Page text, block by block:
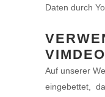
Daten durch
VIMDEO
Auf unserer
eingebettet,